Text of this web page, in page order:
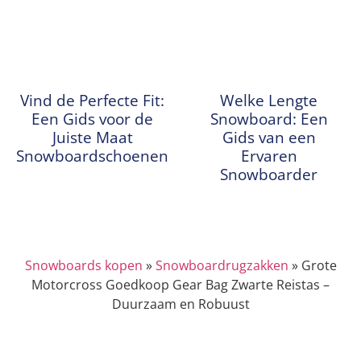
Vind de Perfecte Fit:
Een Gids voor de
Juiste Maat
Snowboardschoenen
Welke Lengte
Snowboard: Een
Gids van een
Ervaren
Snowboarder
Snowboards kopen »Snowboardrugzakken » Grote
Motorcross Goedkoop Gear Bag Zwarte Reistas –
Duurzaam en Robuust